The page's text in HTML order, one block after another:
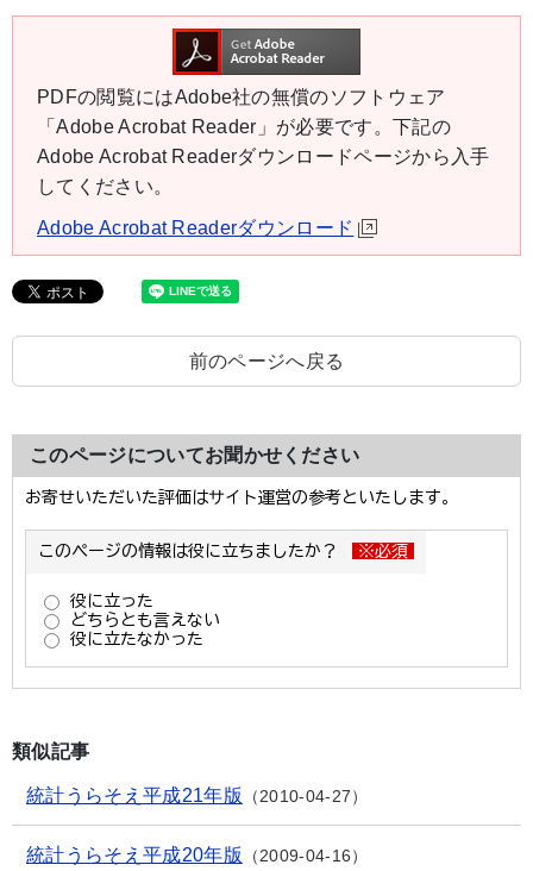
PDFの閲覧にはAdobe社の無償のソフトウェア
「Adobe Acrobat Reader」が必要です。下記の
Adobe Acrobat Readerダウンロードページから入手
してください。
Adobe Acrobat Readerダウンロード
前のページへ戻る
このページについてお聞かせください
類似記事
統計うらそえ平成21年版 2010-04-27
統計うらそえ平成20年版 2009-04-16